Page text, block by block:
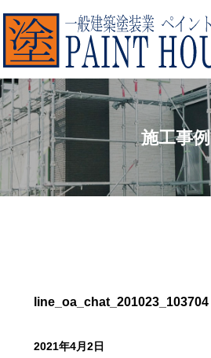
施工事例
line_oa_chat_201023_103704
2021年4月2日